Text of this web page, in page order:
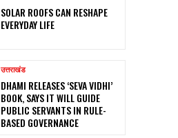
SOLAR ROOFS CAN RESHAPE
EVERYDAY LIFE
उत्तराखंड
DHAMI RELEASES ‘SEVA VIDHI’
BOOK, SAYS IT WILL GUIDE
PUBLIC SERVANTS IN RULE-
BASED GOVERNANCE